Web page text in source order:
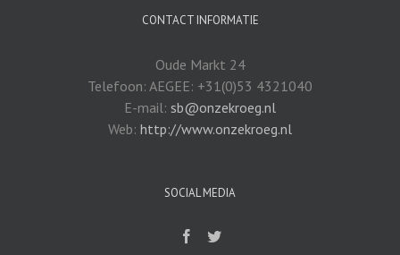
CONTACT INFORMATIE
Oude Markt 24
Telefoon: AEGEE: +31(0)53 4321040
E-mail: sb@onzekroeg.nl
Web: http://www.onzekroeg.nl
SOCIAL MEDIA